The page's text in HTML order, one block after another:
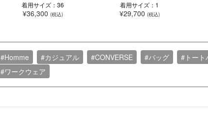
着用サイズ：36
¥36,300(税込)
着用サイズ：1
¥29,700 (税込)
#Homme #カジュアル #CONVERSE #バッグ #トート
#ワークウェア